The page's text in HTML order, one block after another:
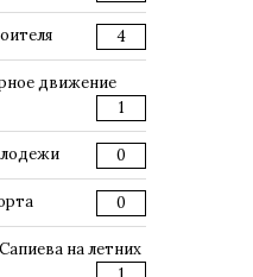
4
движение
1
0
0
на летних